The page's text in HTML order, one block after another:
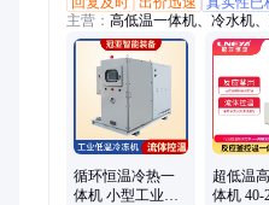
主营： 高低温一体机、冷水机
能源高低温测试机、半导体高
循环恒温冷热一
体机 小型工业制
超低温
体机 40-